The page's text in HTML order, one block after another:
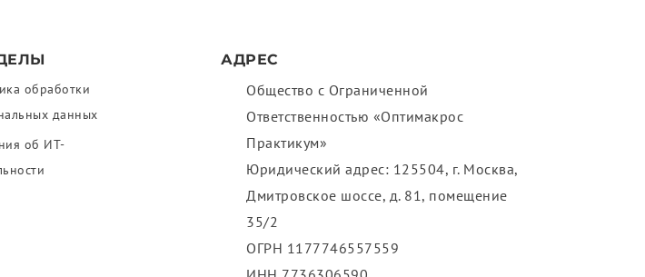
обработки
данных
об ИТ-
АДРЕС
Общество с Ограниченной
Ответственностью «Оптимакрос
Практикум»
Юридический адрес: 125504, г. Москва,
Дмитровское шоссе, д. 81, помещение
35/2
ОГРН 1177746557559